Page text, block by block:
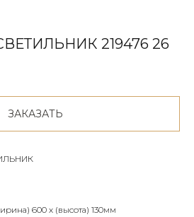
219476 26
ЗАКАЗАТЬ
600 х (высота) 130мм